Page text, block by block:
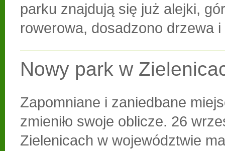
parku znajdują się już alejki,
rowerowa, dosadzono drzewa
Nowy park w
Zapomniane i zaniedbane
zmieniło swoje oblicze. 26
Zielenicach w województwie